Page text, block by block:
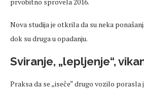
prvobitno sprovela 2016.
Nova studija je otkrila da su neka
dok su druga u opadanju.
Sviranje, „lepljenje“,
Praksa da se „iseče“ drugo vozilo porasla